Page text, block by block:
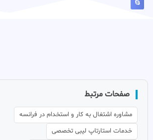
صفحات مرتبط
مشاوره اشتغال به کار و استخدام در فرانسه
خدمات استارتاپ لیبی تخصصی